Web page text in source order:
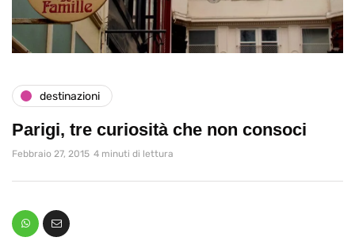
destinazioni
Parigi, tre curiosità che non consoci
Febbraio 27, 2015 4 minuti di lettura